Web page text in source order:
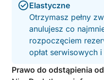
Elastyczne
Otrzymasz pełny
anulujesz co
rozpoczęciem
opłat serwisowych
Prawo do odstąpienia